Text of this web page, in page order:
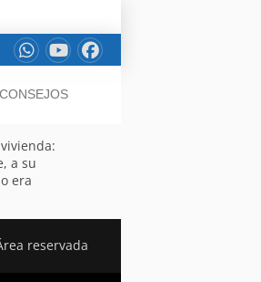
a su
era
reservada